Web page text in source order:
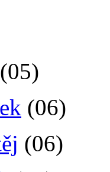
(05)
(06)
(06)